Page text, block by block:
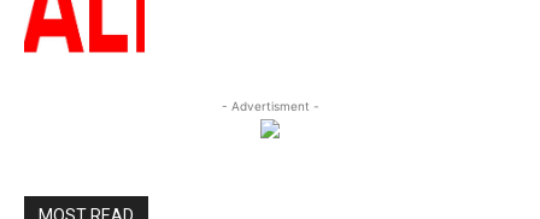
- Advertisment -
MOST READ